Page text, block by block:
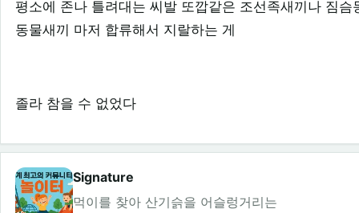
평소에 존나 틀려대는 씨발 또깝같은 조선족새끼나 짐슴
동물새끼 마저 합류해서 지랄하는 게
졸라 참을 수 없었다
Signature
먹이를 찾아 산기슭을 어슬렁거리는